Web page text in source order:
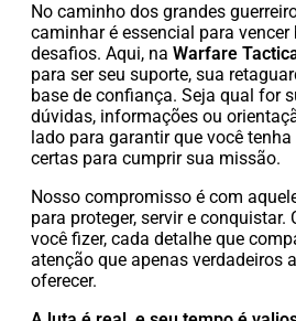
No caminho dos grandes
caminhar é essencial para
desafios. Aqui, na Warfare
para ser seu suporte, sua
base de confiança. Seja qual for
dúvidas, informações ou
lado para garantir que você
certas para cumprir sua missão.
Nosso compromisso é com
para proteger, servir e conquistar.
você fizer, cada detalhe que
atenção que apenas verdadeiros
oferecer.